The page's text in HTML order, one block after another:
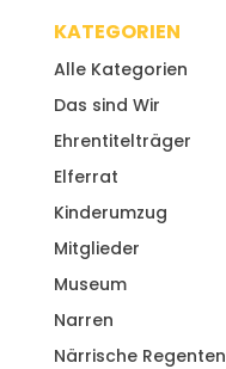
KATEGORIEN
Alle Kategorien
Das sind Wir
Ehrentitelträger
Elferrat
Kinderumzug
Mitglieder
Museum
Narren
Närrische Regenten